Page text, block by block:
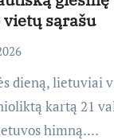
sąrašu
dieną, lietuviai
kartą 21
himną.…